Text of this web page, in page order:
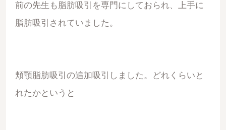
前の先生も脂肪吸引を専門にしておられ、上手に
脂肪吸引されていました。
頬顎脂肪吸引の追加吸引しました。どれくらいと
れたかというと